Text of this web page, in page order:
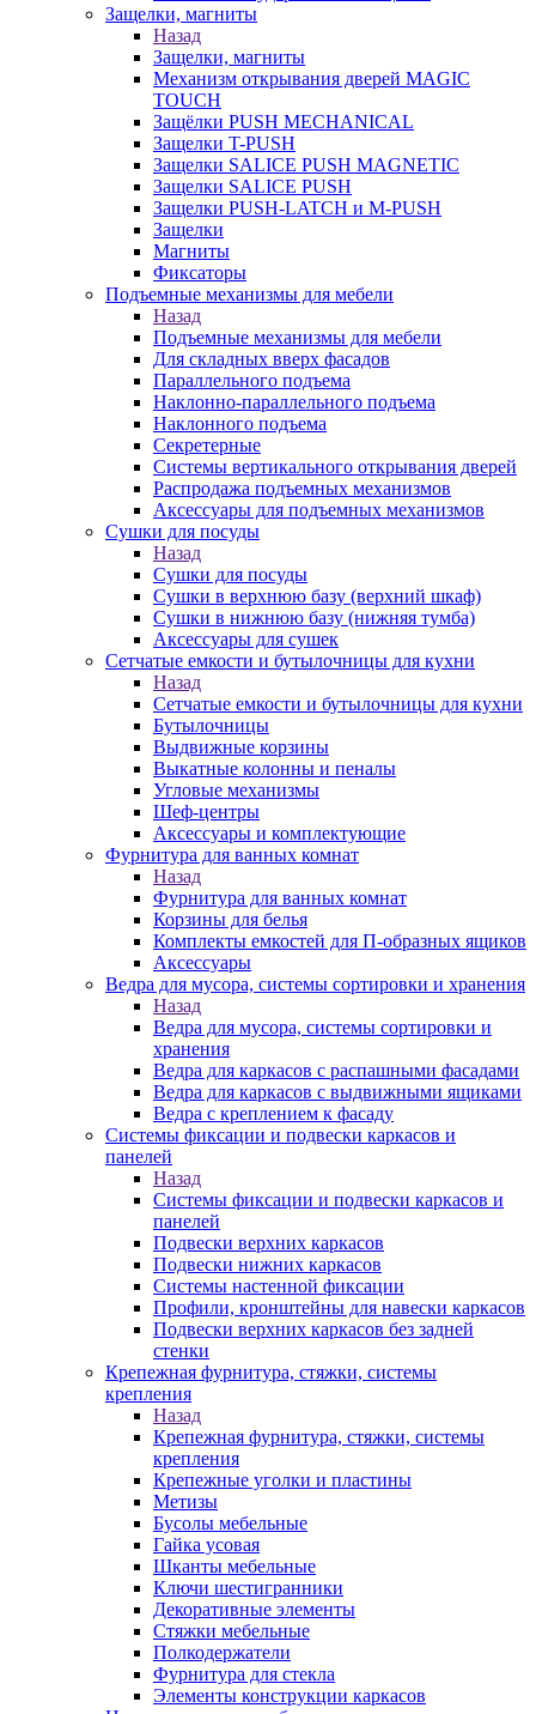
Защелки, магниты
Назад
Защелки, магниты
Механизм открывания дверей MAGIC
TOUCH
Защёлки PUSH MECHANICAL
Защелки T-PUSH
Защелки SALICE PUSH MAGNETIC
Защелки SALICE PUSH
Защелки PUSH-LATCH и M-PUSH
Защелки
Магниты
Фиксаторы
Подъемные механизмы для мебели
Назад
Подъемные механизмы для мебели
Для складных вверх фасадов
Параллельного подъема
Наклонно-параллельного подъема
Наклонного подъема
Секретерные
Системы вертикального открывания дверей
Распродажа подъемных механизмов
Аксессуары для подъемных механизмов
Сушки для посуды
Назад
Сушки для посуды
Сушки в верхнюю базу (верхний шкаф)
Сушки в нижнюю базу (нижняя тумба)
Аксессуары для сушек
Сетчатые емкости и бутылочницы для кухни
Назад
Сетчатые емкости и бутылочницы для кухни
Бутылочницы
Выдвижные корзины
Выкатные колонны и пеналы
Угловые механизмы
Шеф-центры
Аксессуары и комплектующие
Фурнитура для ванных комнат
Назад
Фурнитура для ванных комнат
Корзины для белья
Комплекты емкостей для П-образных ящиков
Аксессуары
Ведра для мусора, системы сортировки и хранения
Назад
Ведра для мусора, системы сортировки и
хранения
Ведра для каркасов с распашными фасадами
Ведра для каркасов с выдвижными ящиками
Ведра с креплением к фасаду
Системы фиксации и подвески каркасов и
панелей
Назад
Системы фиксации и подвески каркасов и
панелей
Подвески верхних каркасов
Подвески нижних каркасов
Системы настенной фиксации
Профили, кронштейны для навески каркасов
Подвески верхних каркасов без задней
стенки
Крепежная фурнитура, стяжки, системы
крепления
Назад
Крепежная фурнитура, стяжки, системы
крепления
Крепежные уголки и пластины
Метизы
Бусолы мебельные
Гайка усовая
Шканты мебельные
Ключи шестигранники
Декоративные элементы
Стяжки мебельные
Полкодержатели
Фурнитура для стекла
Элементы конструкции каркасов